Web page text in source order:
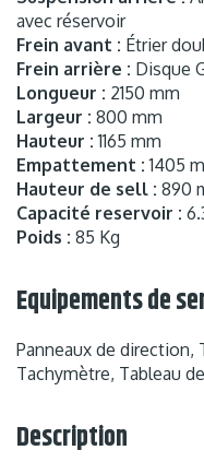
avec réservoir
Frein avant : Étrier
Frein arrière : Disque
Longueur : 2150 mm
Largeur : 800 mm
Hauteur : 1165 mm
Empattement : 1405
Hauteur de sell : 890
Capacité reservoir :
Poids : 85 Kg
Equipements de
Panneaux de direction,
Tachymètre, Tableau
Description